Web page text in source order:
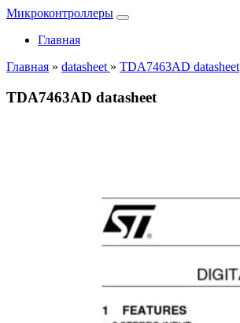
Микроконтроллеры
Главная
Главная » datasheet » TDA7463AD datasheet
TDA7463AD datasheet